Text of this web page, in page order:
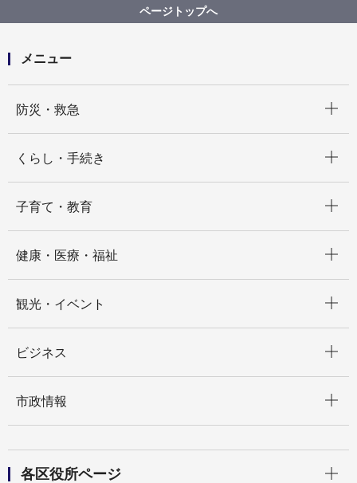
【入札結果掲載】【公募型指名競争入札】令和３年度
市税督促状等の電算印字及び裁断製本業務委託 入札
ページトップへ
メニュー
防災・救急
くらし・手続き
子育て・教育
健康・医療・福祉
観光・イベント
ビジネス
市政情報
各区役所ページ